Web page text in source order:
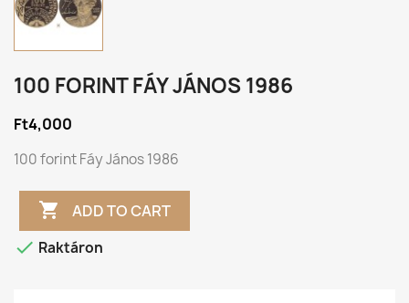
100 FORINT FÁY JÁNOS 1986
Ft4,000
100 forint Fáy János 1986
 ADD TO CART
 Raktáron